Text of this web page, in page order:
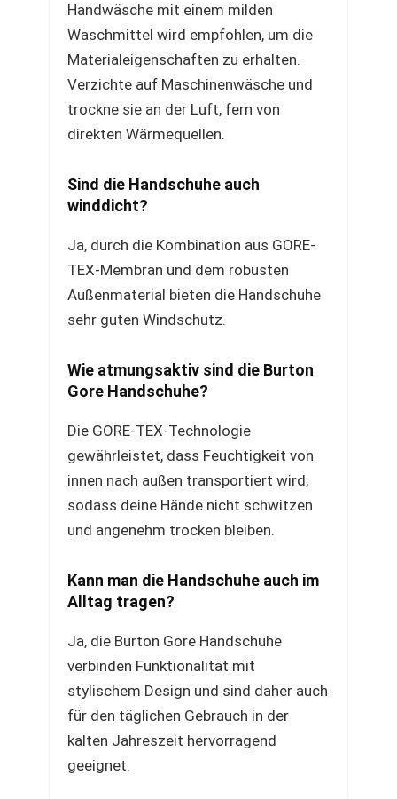
Handwäsche mit einem milden
Waschmittel wird empfohlen, um die
Materialeigenschaften zu erhalten.
Verzichte auf Maschinenwäsche und
trockne sie an der Luft, fern von
direkten Wärmequellen.
Sind die Handschuhe auch
winddicht?
Ja, durch die Kombination aus GORE-
TEX-Membran und dem robusten
Außenmaterial bieten die Handschuhe
sehr guten Windschutz.
Wie atmungsaktiv sind die Burton
Gore Handschuhe?
Die GORE-TEX-Technologie
gewährleistet, dass Feuchtigkeit von
innen nach außen transportiert wird,
sodass deine Hände nicht schwitzen
und angenehm trocken bleiben.
Kann man die Handschuhe auch im
Alltag tragen?
Ja, die Burton Gore Handschuhe
verbinden Funktionalität mit
stylischem Design und sind daher auch
für den täglichen Gebrauch in der
kalten Jahreszeit hervorragend
geeignet.